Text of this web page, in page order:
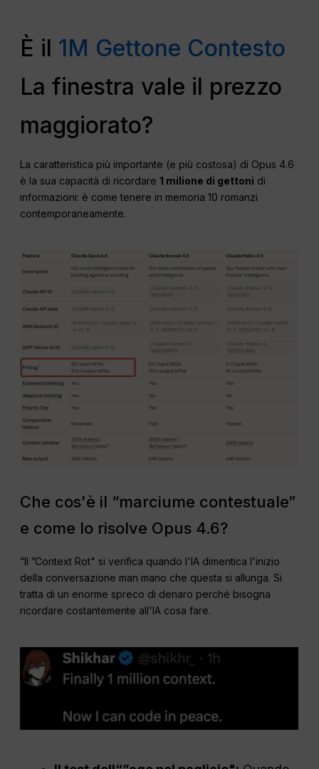
È il 1M Gettone Contesto
La finestra vale il prezzo
maggiorato?
La caratteristica più importante (e più costosa) di Opus 4.6
è la sua capacità di ricordare1 milione di gettoni di
informazioni: è come tenere in memoria 10 romanzi
contemporaneamente.
Che cos'è il “marciume contestuale”
e come lo risolve Opus 4.6?
“Il ”Context Rot" si verifica quando l'IA dimentica l'inizio
della conversazione man mano che questa si allunga. Si
tratta di un enorme spreco di denaro perché bisogna
ricordare costantemente all'IA cosa fare.